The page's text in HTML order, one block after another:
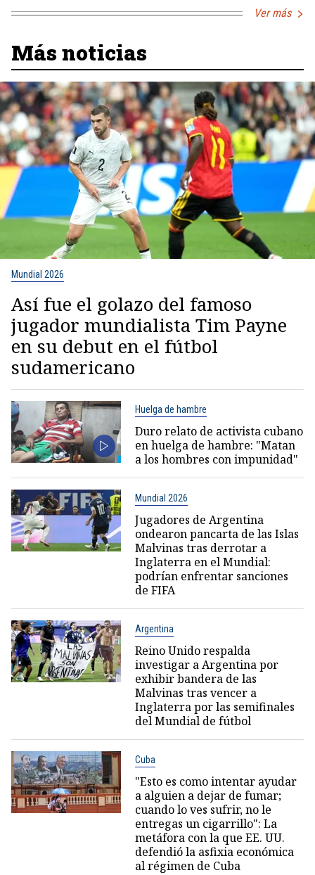
Ver más
Más noticias
Mundial 2026
Así fue el golazo del famoso
jugador mundialista Tim Payne
en su debut en el fútbol
sudamericano
Huelga de hambre
Duro relato de activista cubano
en huelga de hambre: "Matan
a los hombres con impunidad"
Mundial 2026
Jugadores de Argentina
ondearon pancarta de las Islas
Malvinas tras derrotar a
Inglaterra en el Mundial:
podrían enfrentar sanciones
de FIFA
Argentina
Reino Unido respalda
investigar a Argentina por
exhibir bandera de las
Malvinas tras vencer a
Inglaterra por las semifinales
del Mundial de fútbol
Cuba
"Esto es como intentar ayudar
a alguien a dejar de fumar;
cuando lo ves sufrir, no le
entregas un cigarrillo": La
metáfora con la que EE. UU.
defendió la asfixia económica
al régimen de Cuba